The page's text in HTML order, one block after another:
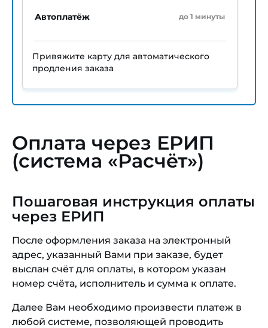
Автоплатёж до 1 минуты
Привяжите карту для автоматического
продления заказа
Оплата через ЕРИП
(система «Расчёт»)
Пошаговая инструкция оплаты
через ЕРИП
После оформления заказа на электронный
адрес, указанный Вами при заказе, будет
выслан счёт для оплаты, в котором указан
номер счёта, исполнитель и сумма к оплате.
Далее Вам необходимо произвести платеж в
любой системе, позволяющей проводить